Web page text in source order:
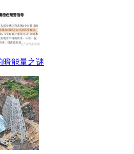
暗能量之谜